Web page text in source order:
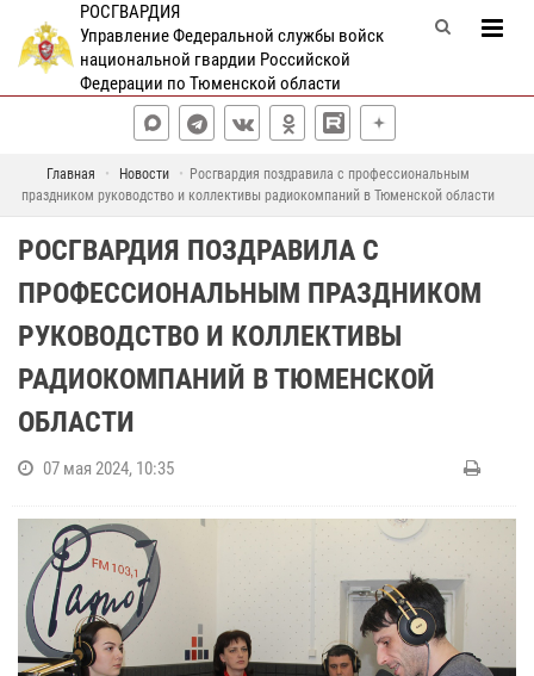
РОСГВАРДИЯ
Управление Федеральной службы войск
национальной гвардии Российской
Федерации по Тюменской области
Главная Новости
Росгвардия поздравила с профессиональным
праздником руководство и коллективы радиокомпаний в Тюменской области
РОСГВАРДИЯ ПОЗДРАВИЛА С
ПРОФЕССИОНАЛЬНЫМ ПРАЗДНИКОМ
РУКОВОДСТВО И КОЛЛЕКТИВЫ
РАДИОКОМПАНИЙ В ТЮМЕНСКОЙ
ОБЛАСТИ
07 мая 2024, 10:35